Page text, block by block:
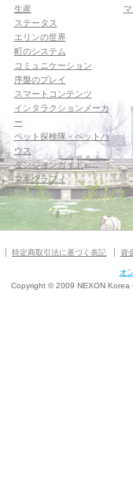
生産
ステータス
エリンの世界
町のシステム
コミュニケーション
序盤のプレイ
スマートコンテンツ
インタラクションメーカ
ー
ペット探検隊・ペットハ
ウス
ダンジョンガイド
マギグラフィ
特定商取引法に基づく表記 資
オ
Copyright © 2009 NEXON Korea